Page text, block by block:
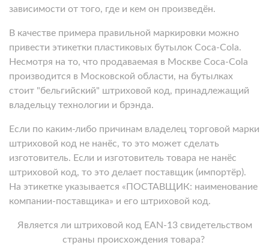
зависимости от того, где и кем он произведён.
В качестве примера правильной маркировки можно
привести этикетки пластиковых бутылок Coca-Cola.
Несмотря на то, что продаваемая в Москве Coca-Cola
производится в Московской области, на бутылках
стоит "бельгийский" штриховой код, принадлежащий
владельцу технологии и брэнда.
Если по каким-либо причинам владелец торговой марки
штриховой код не нанёс, то это может сделать
изготовитель. Если и изготовитель товара не нанёс
штриховой код, то это делает поставщик (импортёр).
На этикетке указывается «ПОСТАВЩИК: наименование
компании-поставщика» и его штриховой код.
Является ли штриховой код EAN-13 свидетельством
страны происхождения товара?